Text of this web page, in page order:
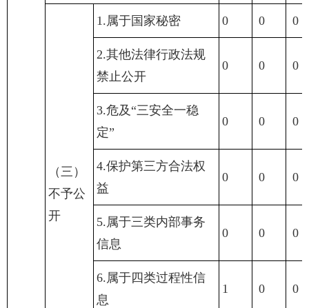
（三）
不予公
开
1.属于国家秘密 0 0 0
2.其他法律行政法规
禁止公开
0 0 0
3.危及“三安全一稳
定”
0 0 0
4.保护第三方合法权
益
0 0 0
5.属于三类内部事务
信息
0 0 0
6.属于四类过程性信
息
1 0 0